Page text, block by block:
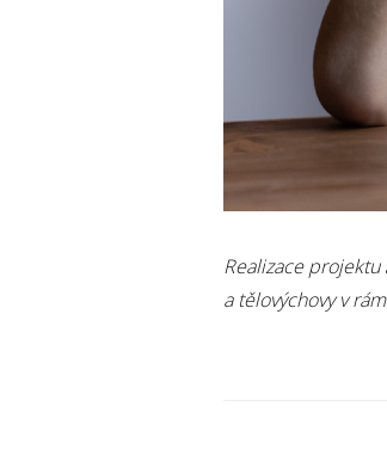
Realizace projektu
a tělovýchovy v